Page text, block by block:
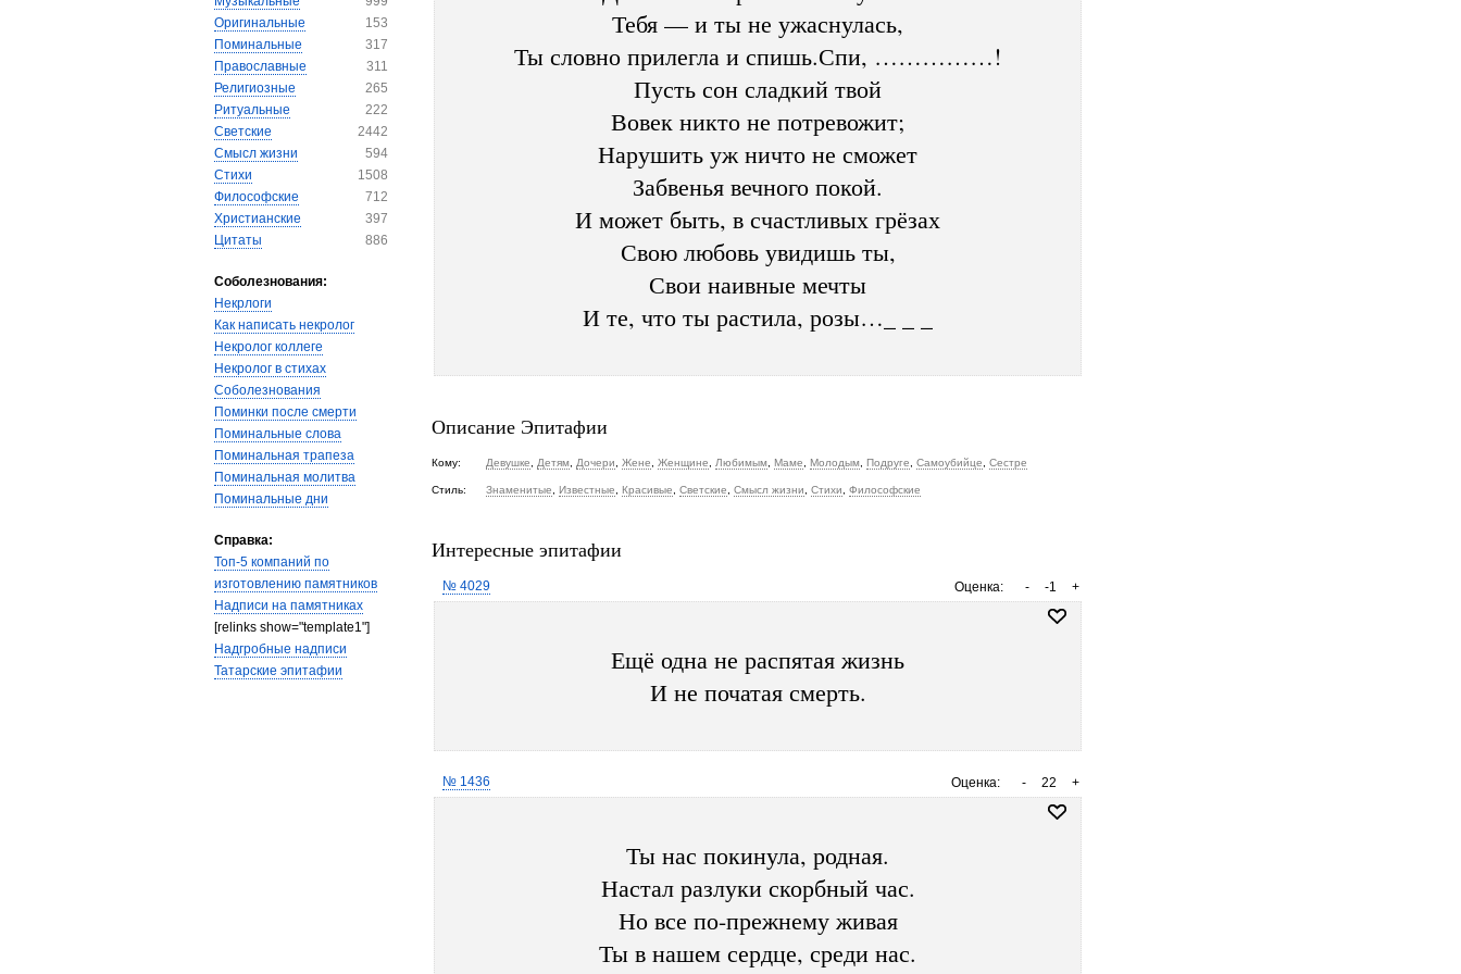
Оригинальные
153
Поминальные
317
Православные
311
Религиозные
265
Ритуальные
222
Светские
2442
Смысл жизни
594
Стихи
1508
Философские
712
Христианские
397
Цитаты
886
Соболезнования:
Некрлоги
Как написать некролог
Некролог коллеге
Некролог в стихах
Соболезнования
Поминки после смерти
Поминальные слова
Поминальная трапеза
Поминальная молитва
Поминальные дни
Справка:
Топ-5 компаний по
изготовлению памятников
Надписи на памятниках
[relinks show="template1"]
Надгробные надписи
Татарские эпитафии
Тебя — и ты не ужаснулась,
Ты словно прилегла и спишь.Спи, ……………!
Пусть сон сладкий твой
Вовек никто не потревожит;
Нарушить уж ничто не сможет
Забвенья вечного покой.
И может быть, в счастливых грёзах
Свою любовь увидишь ты,
Свои наивные мечты
И те, что ты растила, розы…_ _ _
Описание Эпитафии
Кому: Девушке Детям Дочери Жене Женщине Любимым Маме Молодым Подруге Самоубийце Сестре
Стиль: Знаменитые Известные Красивые Светские Смысл жизни Стихи Философские
Интересные эпитафии
Оценка: +
-1
-
№ 4029
Ещё одна не распятая жизнь
И не початая смерть.
Оценка: +
22
-
№ 1436
Ты нас покинула, родная.
Настал разлуки скорбный час.
Но все по-прежнему живая
Ты в нашем сердце, среди нас.